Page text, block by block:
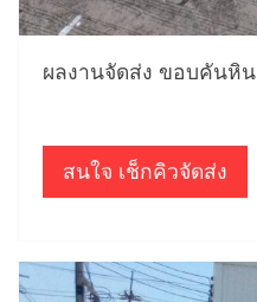
ผลงานจัดส่ง ขอบคันหิน
สนใจ เช็กคิวจัดส่ง